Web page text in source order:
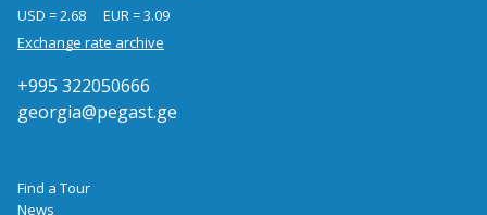
USD = 2.68
EUR = 3.09
Exchange rate archive
+995 322050666
georgia@pegast.ge
Find a Tour
News